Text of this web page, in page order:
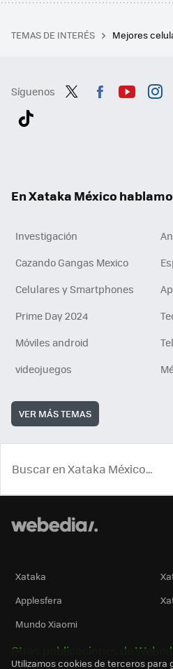
TEMAS DE INTERÉS Mejores
Síguenos
En Xataka México
Investigación
Cazando Gangas Mexico
Celulares y Smartphones
Prime Day 2024
Móviles android
videojuegos
VER MÁS TEMAS
Xataka
Applesfera
Mundo Xiaomi
Otras publicaciones de
Utilizamos cookies de terceros